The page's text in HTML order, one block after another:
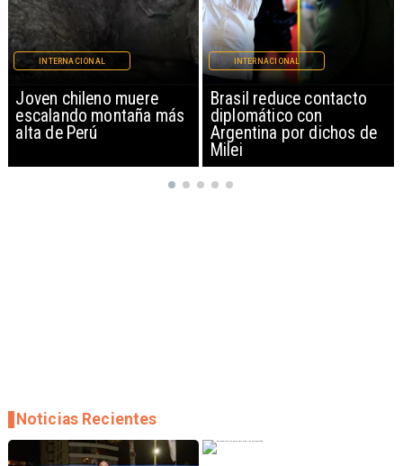
Brasil reduce contacto
diplomático con
Argentina por dichos de
INTERNACIONAL
China restringe
exportación de drones a
EEUU y sanciona
empresas
INTERNACIONAL
Noticias Recientes